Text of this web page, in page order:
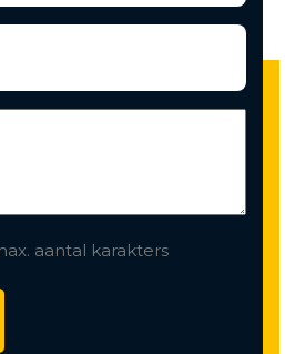
aantal karakters